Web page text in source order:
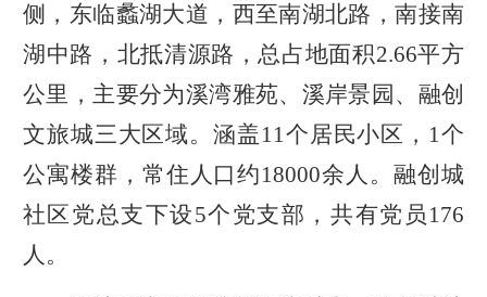
侧， 东临蠡湖大道， 西至南湖北路，南接南
湖中路，北抵清源路 ，总占地面积2.66平方
公里， 主要分为溪湾雅苑、溪岸景园、融创
文旅城三大区域。涵盖11个居民小区，1个
公寓楼群，常住人口约18000余人 。融创城
社区党总支下设5个党支部， 共有党员 176
人。